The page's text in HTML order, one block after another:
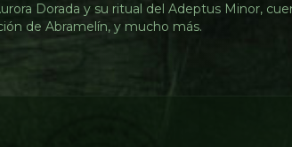
Dorada y su ritual del Adeptus Minor,
de Abramelín, y mucho más.